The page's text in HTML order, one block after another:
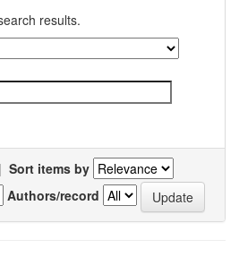
results.
| Sort items by
Authors/record